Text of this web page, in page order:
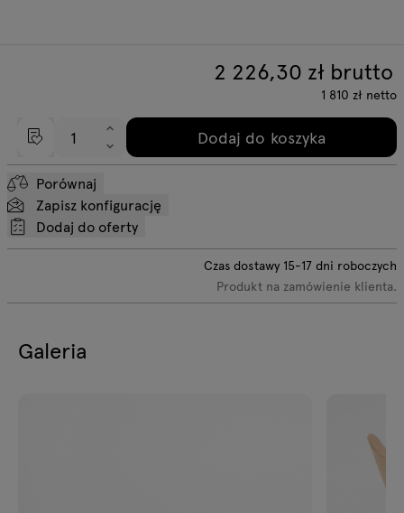
2 226,30 zł brutto
1 810 zł netto
Dodaj do koszyka
Porównaj
Zapisz konfigurację
Dodaj do oferty
Czas dostawy 15-17dni roboczych
Produkt na zamówienie klienta.
Galeria